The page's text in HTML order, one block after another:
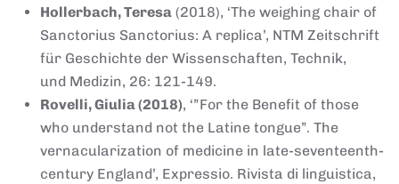
Hollerbach, Teresa (2018), ‘The weighing chair of
Sanctorius Sanctorius: A replica’, NTM Zeitschrift
für Geschichte der Wissenschaften, Technik,
und Medizin, 26: 121-149.
Rovelli, Giulia (2018), ‘”For the Benefit of those
who understand not the Latine tongue”. The
vernacularization of medicine in late-seventeenth-
century England’, Expressio. Rivista di linguistica,